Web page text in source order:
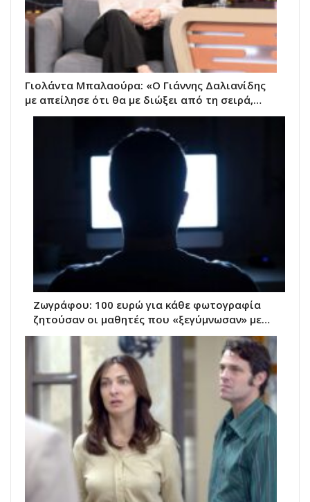
Γιολάντα Μπαλαούρα: «Ο Γιάννης Δαλιανίδης
με απείλησε ότι θα με διώξει από τη σειρά,…
Ζωγράφου: 100 ευρώ για κάθε φωτογραφία
ζητούσαν οι μαθητές που «ξεγύμνωσαν» με…